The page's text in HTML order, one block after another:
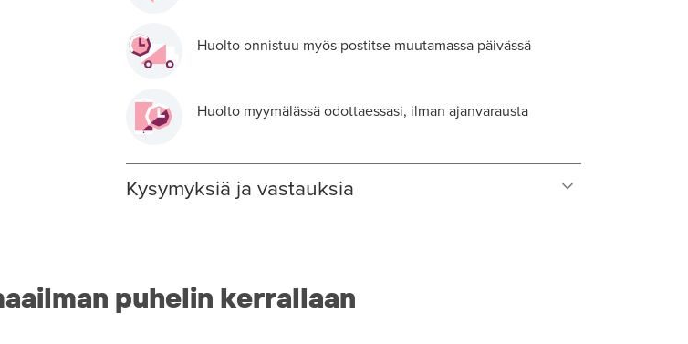
Huolto onnistuu myös postitse muutamassa päivässä
Huolto myymälässä odottaessasi, ilman ajanvarausta
Kysymyksiä ja vastauksia
puhelin kerrallaan